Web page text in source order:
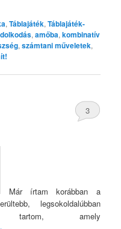
,Táblajáték,Táblajáték-
,amőba,kombinatív
,számtani műveletek,
3
Már írtam korábban a
legsokoldalúbban
tartom, amely